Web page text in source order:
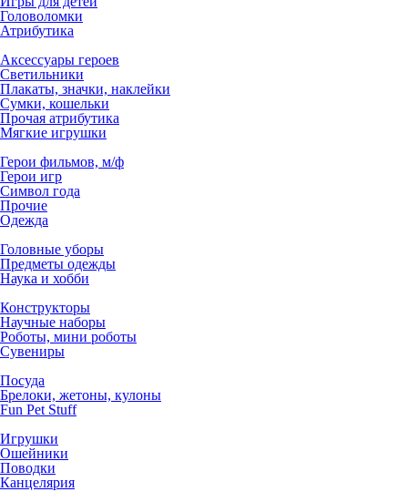
Головоломки
Атрибутика
Аксессуары героев
Светильники
Плакаты, значки, наклейки
Сумки, кошельки
Прочая атрибутика
Мягкие игрушки
Герои фильмов, м/ф
Герои игр
Символ года
Прочие
Одежда
Головные уборы
Предметы одежды
Наука и хобби
Конструкторы
Научные наборы
Роботы, мини роботы
Сувениры
Посуда
Брелоки, жетоны, кулоны
Fun Pet Stuff
Игрушки
Ошейники
Поводки
Канцелярия